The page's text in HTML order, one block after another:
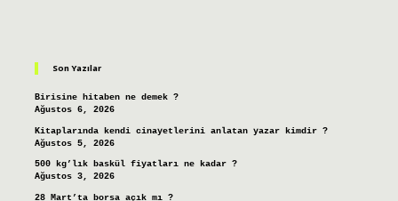
Son Yazılar
Birisine hitaben ne demek ?
Ağustos 6, 2026
Kitaplarında kendi cinayetlerini anlatan yazar kimdir ?
Ağustos 5, 2026
500 kg’lık baskül fiyatları ne kadar ?
Ağustos 3, 2026
28 Mart’ta borsa açık mı ?